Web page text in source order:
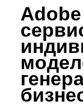
Adobe